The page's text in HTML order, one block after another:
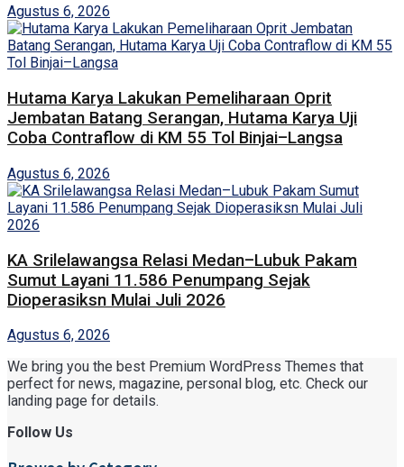
Agustus 6, 2026
Hutama Karya Lakukan Pemeliharaan Oprit
Jembatan Batang Serangan, Hutama Karya Uji
Coba Contraflow di KM 55 Tol Binjai–Langsa
Agustus 6, 2026
KA Srilelawangsa Relasi Medan–Lubuk Pakam
Sumut Layani 11.586 Penumpang Sejak
Dioperasiksn Mulai Juli 2026
Agustus 6, 2026
We bring you the best Premium WordPress Themes that
perfect for news, magazine, personal blog, etc. Check our
landing page for details.
Follow Us